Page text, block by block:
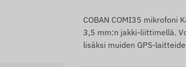
COBAN COMI35 mikrofoni
3,5 mm:n jakki-liittimellä.
lisäksi muiden GPS-